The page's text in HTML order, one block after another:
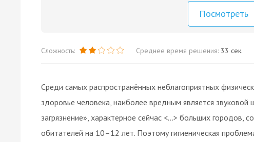
Посмотреть
Сложность: Среднее время решения: 33 сек.
Среди самых распространённых неблагоприятных
здоровье человека, наиболее вредным является
загрязнение», характерное сейчас <…> больших городов,
обитателей на 10–12 лет. Поэтому гигиеническая